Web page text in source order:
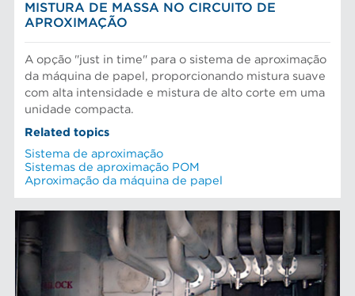
MISTURA DE MASSA NO CIRCUITO DE
APROXIMAÇÃO
A opção "just in time" para o sistema de aproximação
da máquina de papel, proporcionando mistura suave
com alta intensidade e mistura de alto corte em uma
unidade compacta.
Related topics
Sistema de aproximação
Sistemas de aproximação POM
Aproximação da máquina de papel